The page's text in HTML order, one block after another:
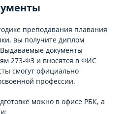
преподавания плавания
вы получите диплом
документы
273-ФЗ и вносятся в ФИС
смогут официально
профессии.
можно в офисе РБК, а